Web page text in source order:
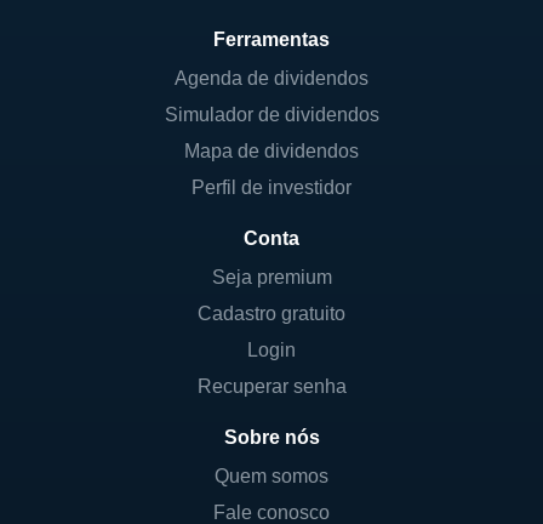
Ferramentas
Agenda de dividendos
Simulador de dividendos
Mapa de dividendos
Perfil de investidor
Conta
Seja premium
Cadastro gratuito
Login
Recuperar senha
Sobre nós
Quem somos
Fale conosco